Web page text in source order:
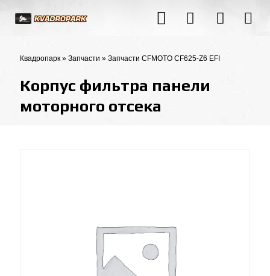
Квадропарк » Запчасти » Запчасти CFMOTO CF625-Z6 EFI
Корпус фильтра панели
моторного отсека